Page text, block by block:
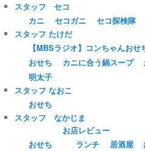
スタッフ セコ
カニ
セコガニ セコ探検隊
スタッフ たけだ
【MBSラジオ】コンちゃんおせ
おせち
カニに合う鍋スープ
明太子
スタッフ なおこ
おせち
スタッフ なかじま
おせち
お店レビュー
ランチ
居酒屋